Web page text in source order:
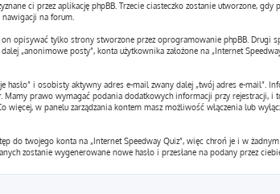
ci przez aplikację phpBB. Trzecie ciasteczko zostanie utworzone, gdy
nawigacji na forum.
opisywać tylko strony stworzone przez oprogramowanie phpBB. Drugi
„anonimowe posty”, konta użytkownika założone na „Internet
hasło” i osobisty aktywny adres e-mail zwany dalej „twój adres e-mail”.
Mamy prawo wymagać podania dodatkowych informacji przy rejestracji, i
w panelu zarządzania kontem masz możliwość włączenia lub
do twojego konta na „Internet Speedway Quiz”, więc chroń je i w
zostanie wygenerowane nowe hasło i przesłane na podany przez